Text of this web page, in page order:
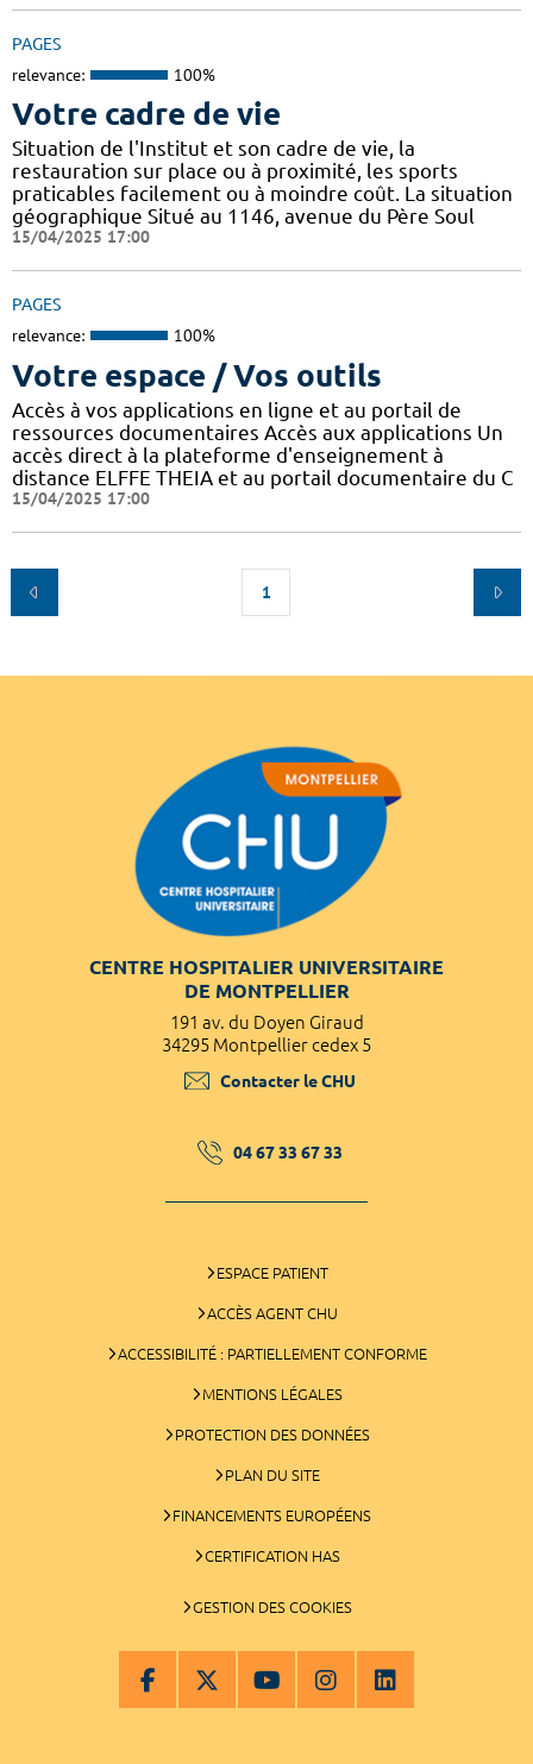
PAGES
relevance: 100%
Votre cadre de vie
Situation de l'Institut et son cadre de vie, la
restauration sur place ou à proximité, les sports
praticables facilement ou à moindre coût. La situation
géographique Situé au 1146, avenue du Père Soul
15/04/2025 17:00
PAGES
relevance: 100%
Votre espace / Vos outils
Accès à vos applications en ligne et au portail de
ressources documentaires Accès aux applications Un
accès direct à la plateforme d'enseignement à
distance ELFFE THEIA et au portail documentaire du C
15/04/2025 17:00
1
CENTRE HOSPITALIER UNIVERSITAIRE
DE MONTPELLIER
191 av. du Doyen Giraud
34295 Montpellier cedex 5
Contacter le CHU
04 67 33 67 33
ESPACE PATIENT
ACCÈS AGENT CHU
ACCESSIBILITÉ : PARTIELLEMENT CONFORME
MENTIONS LÉGALES
PROTECTION DES DONNÉES
PLAN DU SITE
FINANCEMENTS EUROPÉENS
CERTIFICATION HAS
GESTION DES COOKIES